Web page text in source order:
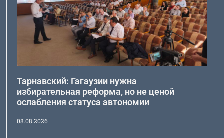
Тарнавский: Гагаузии нужна
избирательная реформа, но не ценой
ослабления статуса автономии
08.08.2026